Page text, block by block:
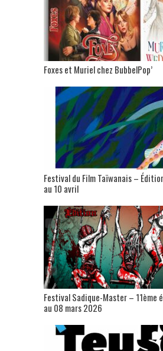
Foxes et Muriel chez BubbelPop’
Festival du Film Taïwanais –
au 10 avril
Festival Sadique-Master – 11ème
au 08 mars 2026